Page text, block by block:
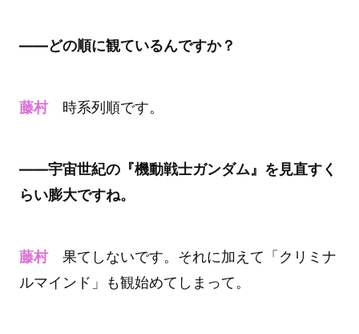
――どの順に観ているんですか？
藤村時系列順です。
――宇宙世紀の『機動戦士ガンダム』を見直すく
らい膨大ですね。
藤村果てしないです。それに加えて「クリミナ
ルマインド」も観始めてしまって。